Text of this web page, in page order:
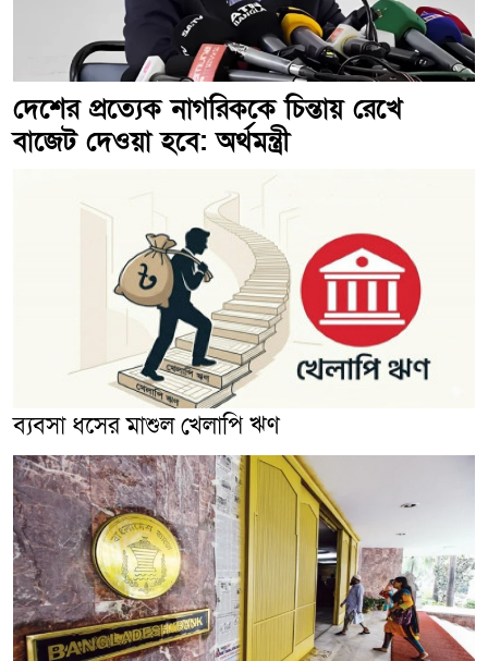
দেশের প্রত্যেক নাগরিককে চিন্তায় রেখে
বাজেট দেওয়া হবে: অর্থমন্ত্রী
ব্যবসা ধসের মাশুল খেলাপি ঋণ